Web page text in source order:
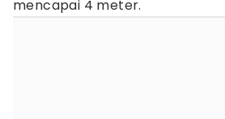
mencapai 4 meter.